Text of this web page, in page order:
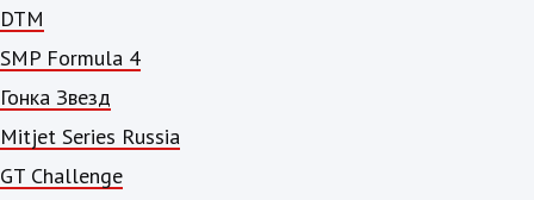
DTM
SMP Formula 4
Гонка Звезд
Mitjet Series Russia
GT Challenge